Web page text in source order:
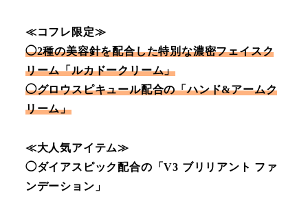
≪コフレ限定≫
◯2種の美容針を配合した特別な濃密フェイスク
リーム「ルカドークリーム」
◯グロウスピキュール配合の「ハンド&アームク
リーム」
≪大人気アイテム≫
◯ダイアスピック配合の「V3 ブリリアント ファ
ンデーション」